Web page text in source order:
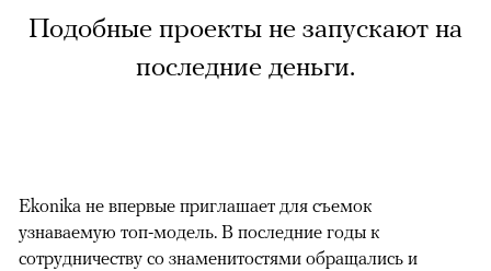
Подобные проекты не запускают на
последние деньги.
Ekonika не впервые приглашает для съемок
узнаваемую топ-модель. В последние годы к
сотрудничеству со знаменитостями обращались и